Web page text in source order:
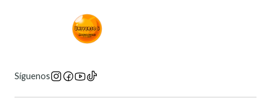
Síguenos